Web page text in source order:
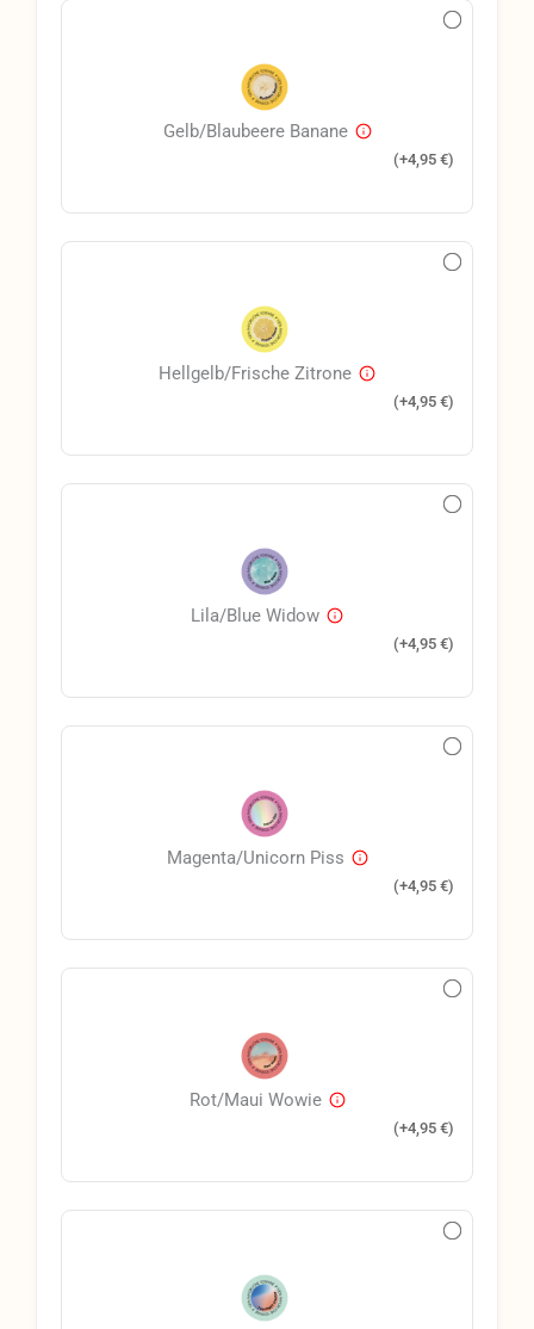
Gelb/Blaubeere Banane
(+4,95 €)
Hellgelb/Frische Zitrone
(+4,95 €)
Lila/Blue Widow
(+4,95 €)
Magenta/Unicorn Piss
(+4,95 €)
Rot/Maui Wowie
(+4,95 €)